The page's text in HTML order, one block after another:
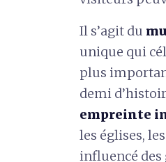
Il s’agit du
unique qui
plus
demi
empreinte
les églises,
influencé des